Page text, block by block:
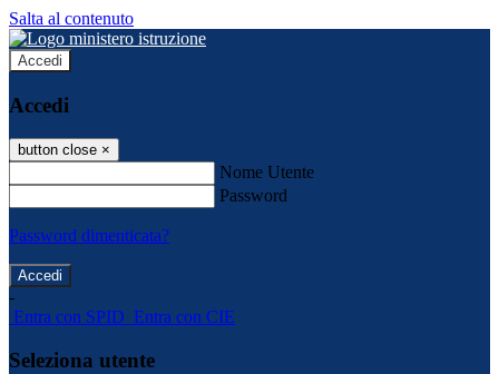
Salta al contenuto
Accedi
Accedi
button close ×
Nome Utente
Password
Password dimenticata?
-
Entra con SPID Entra con CIE
Seleziona utente